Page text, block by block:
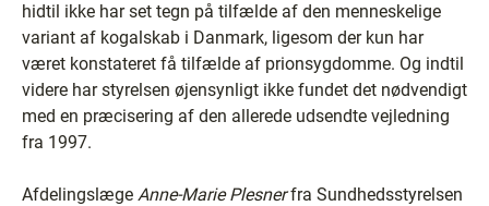
hidtil ikke har set tegn på tilfælde af den menneskelige
variant af kogalskab i Danmark, ligesom der kun har
været konstateret få tilfælde af prionsygdomme. Og indtil
videre har styrelsen øjensynligt ikke fundet det nødvendigt
med en præcisering af den allerede udsendte vejledning
fra 1997.
Afdelingslæge Anne-Marie Plesnerfra Sundhedsstyrelsen